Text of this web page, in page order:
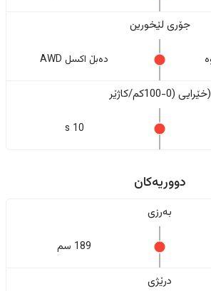
جۆری لێخورین
دەبڵ اکسل AWD
(خێرایی (0-100کم/کاژێر
10 s
دووریەکان
بەرزی
189 سم
درێژی